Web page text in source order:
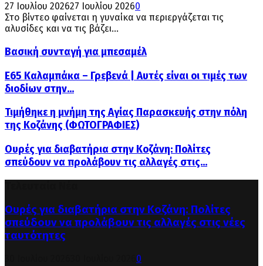
27 Ιουλίου 202627 Ιουλίου 20260
Στο βίντεο φαίνεται η γυναίκα να περιεργάζεται τις
αλυσίδες και να τις βάζει...
Βασική συνταγή για μπεσαμέλ
Ε65 Καλαμπάκα – Γρεβενά | Αυτές είναι οι τιμές των
διοδίων στην...
Τιμήθηκε η μνήμη της Αγίας Παρασκευής στην πόλη
της Κοζάνης (ΦΩΤΟΓΡΑΦΙΕΣ)
Ουρές για διαβατήρια στην Κοζάνη: Πολίτες
σπεύδουν να προλάβουν τις αλλαγές στις...
Ουρές για διαβατήρια στην Κοζάνη: Πολίτες
σπεύδουν να προλάβουν τις αλλαγές στις νέες
ταυτότητες
0